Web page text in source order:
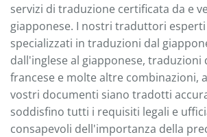
servizi di traduzione certificata da e
giapponese. I nostri traduttori
specializzati in traduzioni dal
dall'inglese al giapponese, traduzioni
francese e molte altre combinazioni,
vostri documenti siano tradotti
soddisfino tutti i requisiti legali e
consapevoli dell'importanza della